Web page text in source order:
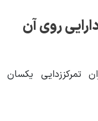
روی آن
تمرکززدایی یکسان